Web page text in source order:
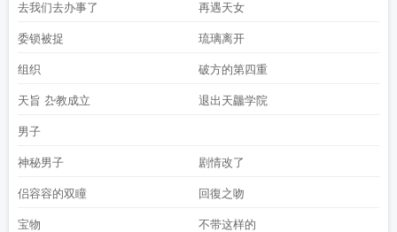
去我们去办事了 再遇天女
委锁被捉 琉璃离开
组织 破方的第四重
天旨 厹教成立 退出天龘学院
男子
神秘男子 剧情改了
侣容容的双瞳 回復之吻
宝物 不带这样的